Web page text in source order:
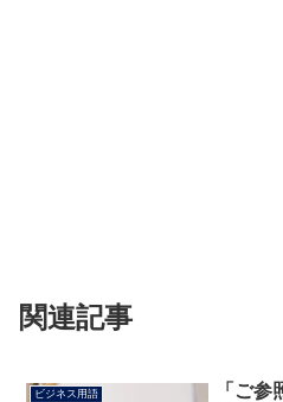
関連記事
ビジネス用語
「ご